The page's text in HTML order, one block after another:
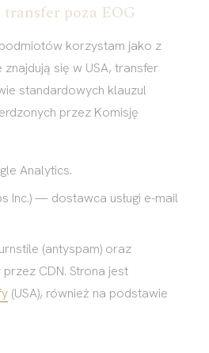
poza EOG
korzystam jako z
się w USA, transfer
standardowych klauzul
przez Komisję
Analytics.
Inc.) — dostawca usługi e-mail
(antyspam) oraz
CDN. Strona jest
(USA), również na podstawie